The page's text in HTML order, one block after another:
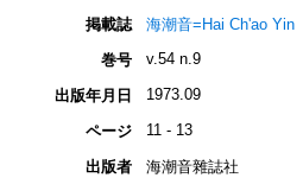
掲載誌
海潮音=Hai Ch'ao Yin
巻号
v.54 n.9
出版年月日 1973.09
ページ 11 - 13
出版者
海潮音雜誌社